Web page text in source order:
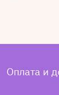
Оплата и